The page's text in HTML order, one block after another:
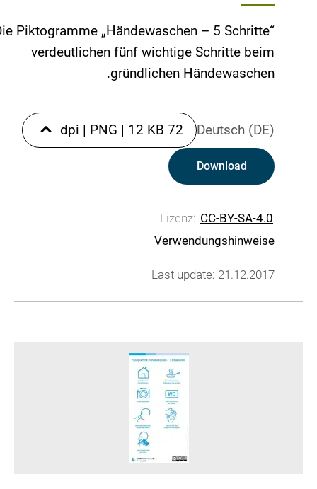
Piktogramme „Händewaschen – 5 Schritte“
verdeutlichen fünf wichtige Schritte beim
gründlichen Händewaschen.
Deutsch (DE)
72 dpi
| PNG | 12 KB
Download
Lizenz: CC-BY-SA-4.0
Verwendungshinweise
Last update: 21.12.2017